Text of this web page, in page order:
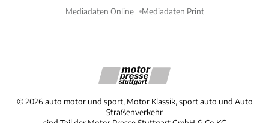
Mediadaten Online Mediadaten Print
©2026 auto motor und sport, Motor Klassik, sport auto und Auto
Straßenverkehr